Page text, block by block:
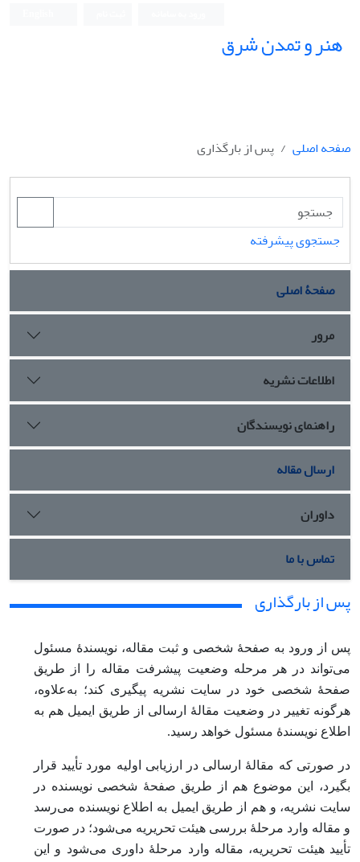
هنر و تمدن شرق
صفحه اصلی پس از بارگذاری
جستجوی پیشرفته
صفحۀ اصلی
مرور
اطلاعات نشریه
راهنمای نویسندگان
ارسال مقاله
داوران
تماس با ما
پس از بارگذاری
پس از ورود به صفحۀ شخصی و ثبت مقاله، نویسندۀ مسئول
می‌تواند در هر مرحله وضعیت پیشرفت مقاله را از طریق
صفحۀ شخصی خود در سایت نشریه پیگیری کند؛ به‌علاوه،
هرگونه تغییر در وضعیت مقالۀ ارسالی از طریق ایمیل هم به
اطلاع نویسندۀ مسئول خواهد رسید.
در صورتی که مقالۀ ارسالی در ارزیابی اولیه مورد تأیید قرار
بگیرد، این موضوع هم از طریق صفحۀ شخصی نویسنده در
سایت نشریه، و هم از طریق ایمیل به اطلاع نویسنده می‌رسد
و مقاله وارد مرحلۀ بررسی هیئت تحریریه می‌شود؛ در صورت
تأیید هیئت تحریریه، مقاله وارد مرحلۀ داوری می‌شود و این